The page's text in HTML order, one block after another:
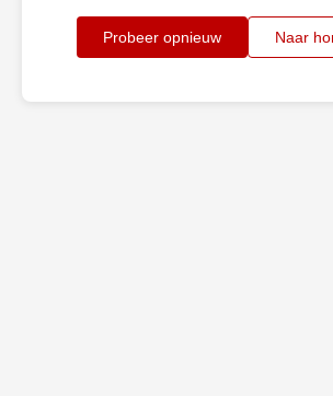
Probeer opnieuw Naar